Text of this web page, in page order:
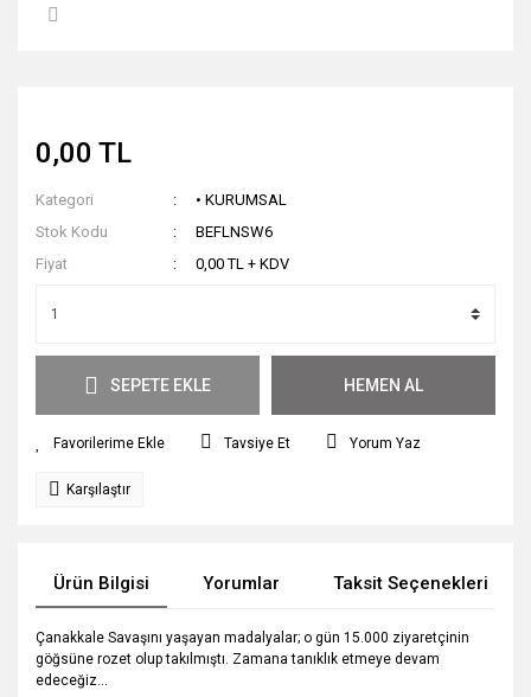
0,00 TL
Kategori
• KURUMSAL
Stok Kodu
BEFLNSW6
Fiyat
0,00 TL + KDV
SEPETE EKLE HEMEN AL
Tavsiye Et Yorum Yaz
Karşılaştır
Ürün Bilgisi Yorumlar Taksit Seçenekleri
Çanakkale Savaşını yaşayan madalyalar; o gün 15.000 ziyaretçinin
göğsüne rozet olup takılmıştı. Zamana tanıklık etmeye devam
edeceğiz...